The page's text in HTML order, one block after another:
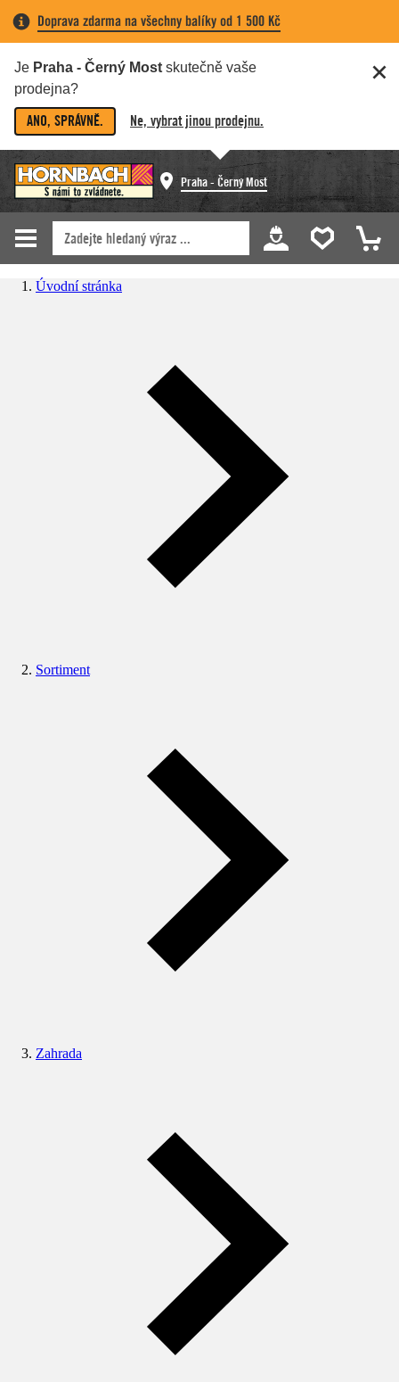
Doprava zdarma na všechny balíky od 1 500 Kč
Je Praha - Černý Most skutečně vaše
prodejna?
ANO, SPRÁVNĚ. Ne, vybrat jinou prodejnu.
Praha - Černý Most
Úvodní stránka
Sortiment
Zahrada